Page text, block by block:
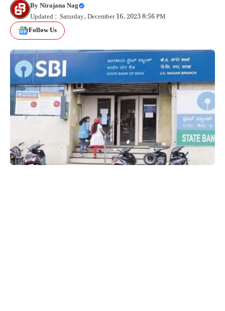
ByNirajana Nag
Updated : Saturday, December 16, 2023 8:56 PM
Follow Us